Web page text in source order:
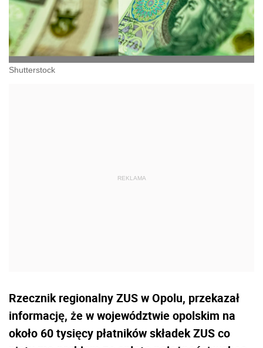
Shutterstock
Rzecznik regionalny ZUS w Opolu, przekazał
informację, że w województwie opolskim na
około 60 tysięcy płatników składek ZUS co